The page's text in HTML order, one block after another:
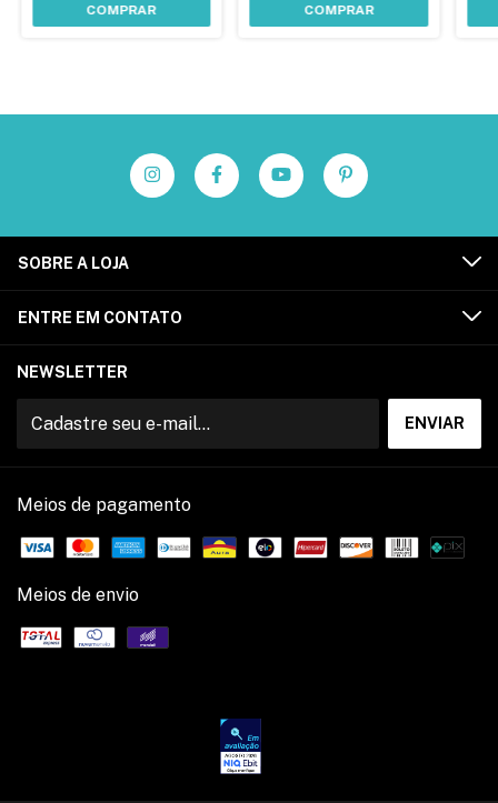
COMPRAR COMPRAR
SOBRE A LOJA
ENTRE EM CONTATO
NEWSLETTER
Meios de pagamento
Meios de envio